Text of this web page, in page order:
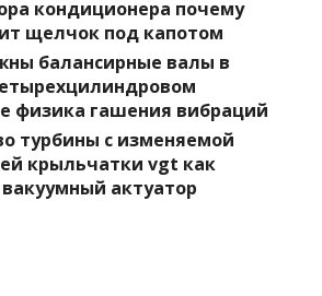
кондиционера почему
щелчок под капотом
балансирные валы в
физика гашения вибраций
турбины с изменяемой
крыльчатки vgt как
актуатор